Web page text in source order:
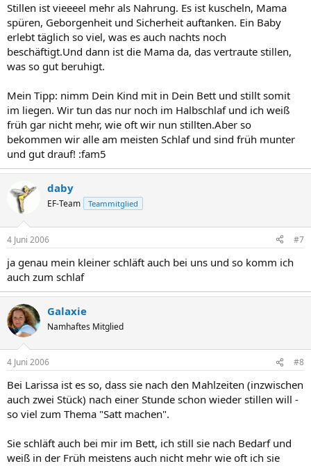
Stillen ist vieeeel mehr als Nahrung. Es ist kuscheln, Mama
spüren, Geborgenheit und Sicherheit auftanken. Ein Baby
erlebt täglich so viel, was es auch nachts noch
beschäftigt.Und dann ist die Mama da, das vertraute stillen,
was so gut beruhigt.
Mein Tipp: nimm Dein Kind mit in Dein Bett und stillt somit
im liegen. Wir tun das nur noch im Halbschlaf und ich weiß
früh gar nicht mehr, wie oft wir nun stillten.Aber so
bekommen wir alle am meisten Schlaf und sind früh munter
und gut drauf! :fam5
daby
EF-Team Teammitglied
4 Juni 2006 #7
ja genau mein kleiner schläft auch bei uns und so komm ich
auch zum schlaf
Galaxie
Namhaftes Mitglied
4 Juni 2006 #8
Bei Larissa ist es so, dass sie nach den Mahlzeiten (inzwischen
auch zwei Stück) nach einer Stunde schon wieder stillen will -
so viel zum Thema "Satt machen".
Sie schläft auch bei mir im Bett, ich still sie nach Bedarf und
weiß in der Früh meistens auch nicht mehr wie oft ich sie